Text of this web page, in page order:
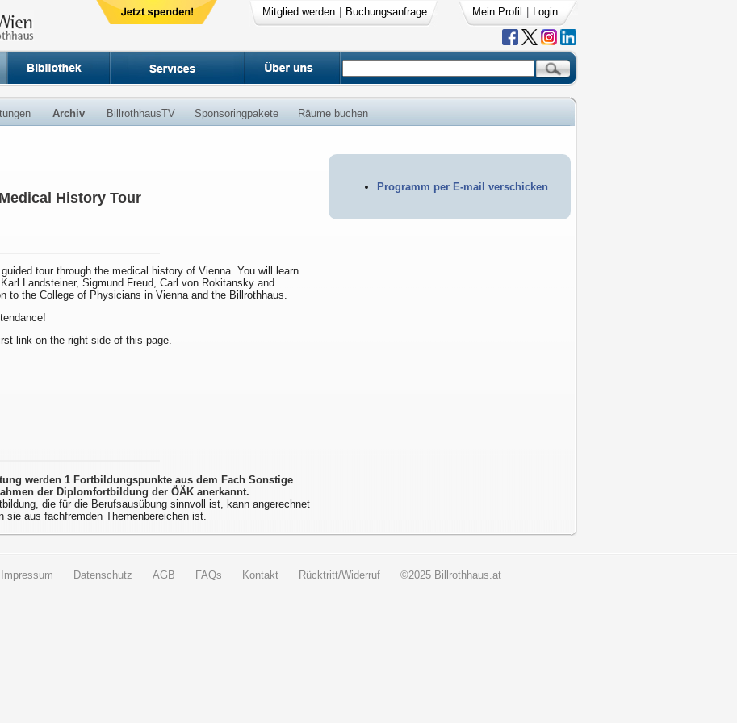
Mitglied werden Buchungsanfrage Mein Profil Login
Archiv BillrothhausTV Sponsoringpakete Räume buchen
Programm per E-mail verschicken
History Tour
tour through the medical history of Vienna. You will learn
Landsteiner, Sigmund Freud, Carl von Rokitansky and
to the College of Physicians in Vienna and the Billrothhaus.
link on the right side of this page.
werden 1 Fortbildungspunkte aus dem Fach Sonstige
der Diplomfortbildung der ÖÄK anerkannt.
die für die Berufsausübung sinnvoll ist, kann angerechnet
sie aus fachfremden Themenbereichen ist.
Impressum Datenschutz AGB FAQs Kontakt Rücktritt/Widerruf ©2025 Billrothhaus.at